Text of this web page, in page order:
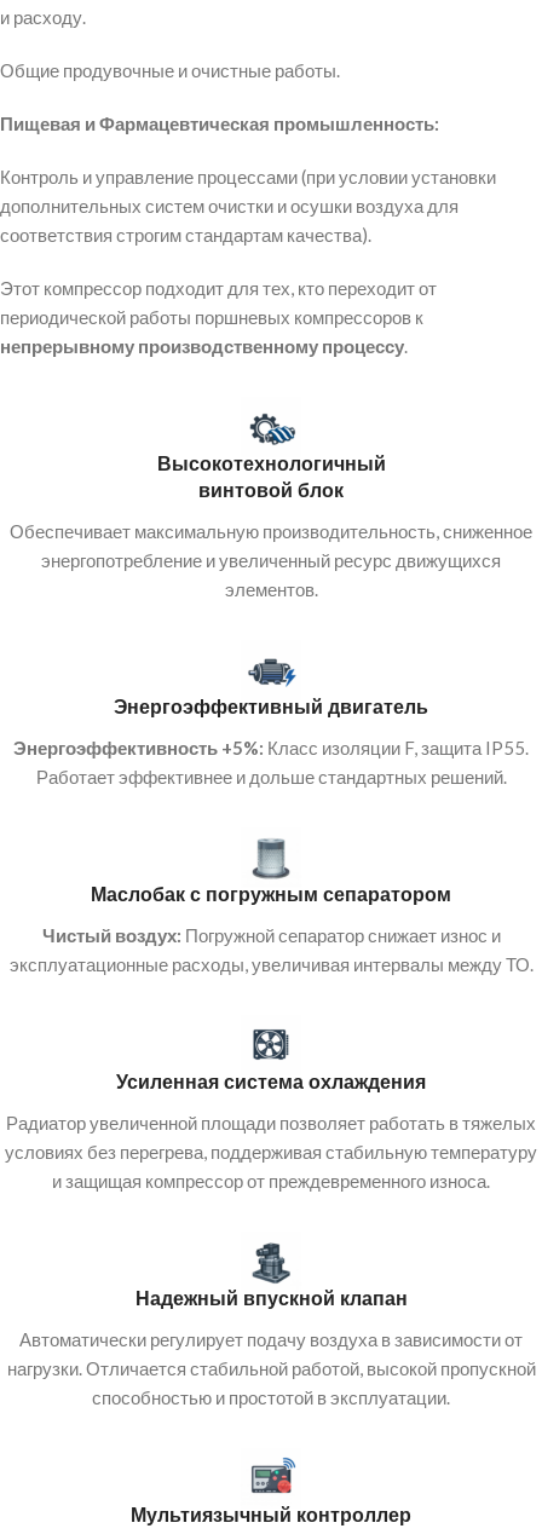
и расходу.
Общие продувочные и очистные работы.
Пищевая и Фармацевтическая промышленность:
Контроль и управление процессами (при условии установки
дополнительных систем очистки и осушки воздуха для
соответствия строгим стандартам качества).
Этот компрессор подходит для тех, кто переходит от
периодической работы поршневых компрессоров к
непрерывному производственному процессу.
Высокотехнологичный
винтовой блок
Обеспечивает максимальную производительность, сниженное
энергопотребление и увеличенный ресурс движущихся
элементов.
Энергоэффективный двигатель
Энергоэффективность +5%: Класс изоляции F, защита IP55.
Работает эффективнее и дольше стандартных решений.
Маслобак с погружным сепаратором
Чистый воздух: Погружной сепаратор снижает износ и
эксплуатационные расходы, увеличивая интервалы между ТО.
Усиленная система охлаждения
Радиатор увеличенной площади позволяет работать в тяжелых
условиях без перегрева, поддерживая стабильную температуру
и защищая компрессор от преждевременного износа.
Надежный впускной клапан
Автоматически регулирует подачу воздуха в зависимости от
нагрузки. Отличается стабильной работой, высокой пропускной
способностью и простотой в эксплуатации.
Мультиязычный контроллер